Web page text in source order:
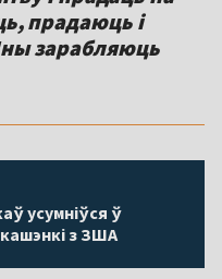
прадаюць і
зарабляюць
усумніўся ў
з ЗША